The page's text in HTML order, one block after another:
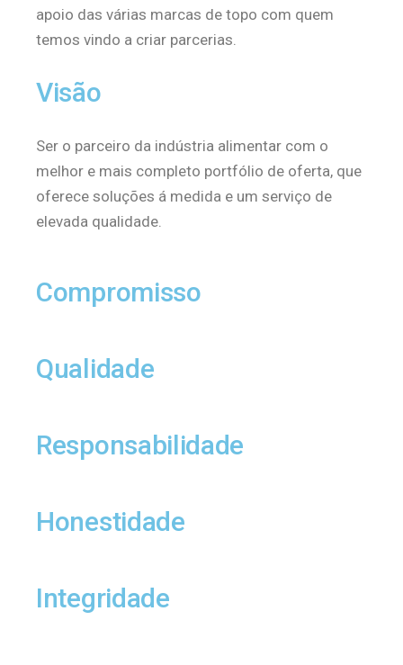
apoio das várias marcas de topo com quem
temos vindo a criar parcerias.
Visão
Ser o parceiro da indústria alimentar com o
melhor e mais completo portfólio de oferta, que
oferece soluções á medida e um serviço de
elevada qualidade.
Compromisso
Qualidade
Responsabilidade
Honestidade
Integridade